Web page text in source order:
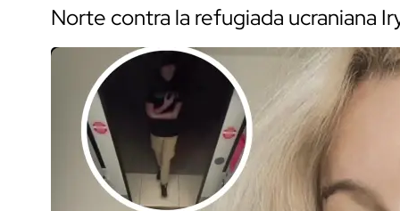
Norte contra la refugiada ucraniana